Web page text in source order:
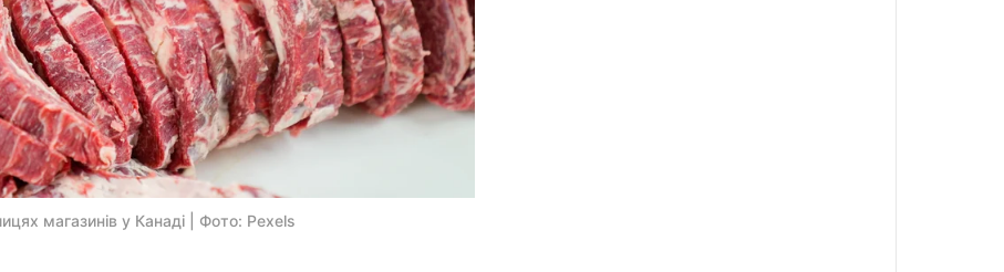
магазинів у Канаді | Фото: Pexels